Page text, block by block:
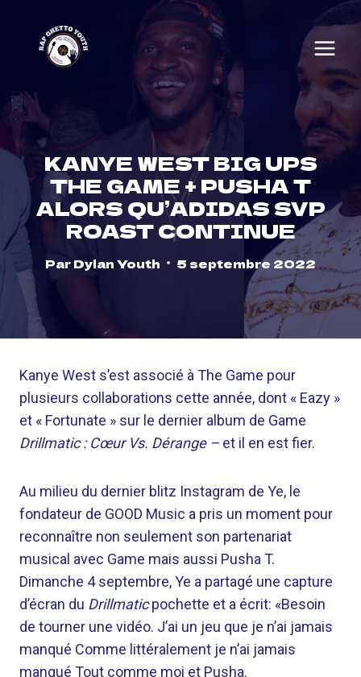
content
KANYE WEST BIG UPS
THE GAME + PUSHA T
ALORS QU’ADIDAS SVP
ROAST CONTINUE
ParDylan Youth 5 septembre 2022
Kanye West s’est associé à The Game pour
plusieurs collaborations cette année, dont « Eazy »
et « Fortunate » sur le dernier album de Game
Drillmatic : Cœur Vs. Dérange – et il en est fier.
Au milieu du dernier blitz Instagram de Ye, le
fondateur de GOOD Music a pris un moment pour
reconnaître non seulement son partenariat
musical avec Game mais aussi Pusha T.
Dimanche 4 septembre, Ye a partagé une capture
d’écran du Drillmaticpochette et a écrit: «Besoin
de tourner une vidéo. J’ai un jeu que je n’ai jamais
manqué Comme littéralement je n’ai jamais
manqué Tout comme moi et Pusha.